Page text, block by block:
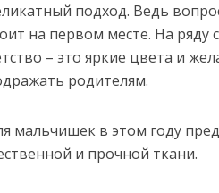
подход. Ведь
на первом месте. На ряду
– это яркие цвета и
родителям.
мальчишек в этом году
и прочной ткани.